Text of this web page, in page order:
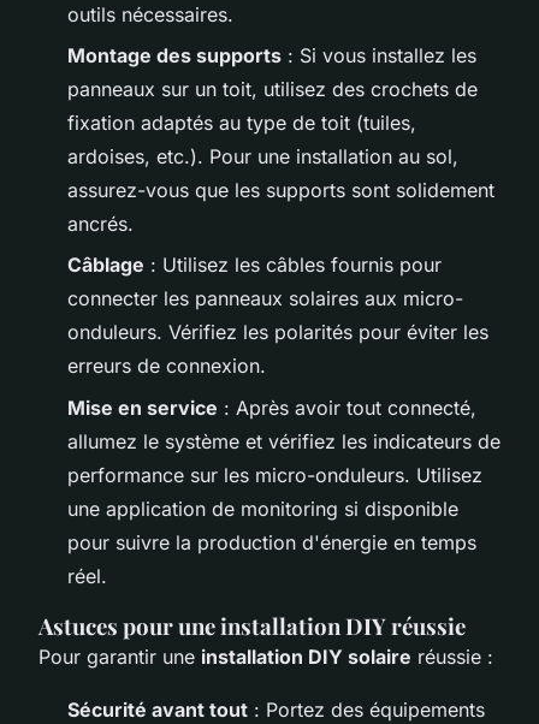
outils nécessaires.
Montage des supports : Si vous installez les
panneaux sur un toit, utilisez des crochets de
fixation adaptés au type de toit (tuiles,
ardoises, etc.). Pour une installation au sol,
assurez-vous que les supports sont solidement
ancrés.
Câblage : Utilisez les câbles fournis pour
connecter les panneaux solaires aux micro-
onduleurs. Vérifiez les polarités pour éviter les
erreurs de connexion.
Mise en service : Après avoir tout connecté,
allumez le système et vérifiez les indicateurs de
performance sur les micro-onduleurs. Utilisez
une application de monitoring si disponible
pour suivre la production d'énergie en temps
réel.
Astuces pour une installation DIY réussie
Pour garantir une installation DIY solaire réussie :
Sécurité avant tout : Portez des équipements